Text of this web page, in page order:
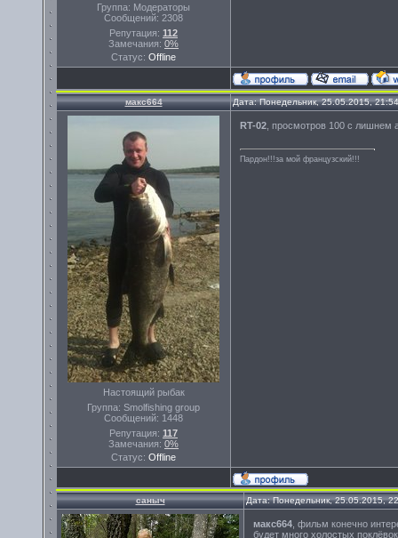
Группа: Модераторы
Сообщений: 2308
Репутация: 112
Замечания: 0%
Статус: Offline
макс664 Дата: Понедельник, 25.05.2015,
Настоящий рыбак
Группа: Smolfishing group
Сообщений: 1448
Репутация: 117
Замечания: 0%
Статус: Offline
RT-02 , просмотров 100 с лишнем
Пардон!!!за мой французский!!!
саныч Дата: Понедельник, 25.05.2015,
макс664 , фильм конечно
будет много холостых